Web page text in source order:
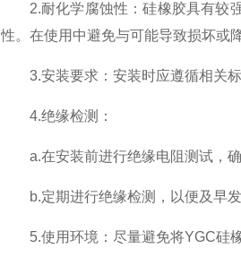
2.耐化学腐蚀性：硅橡胶具有较强
性。在使用中避免与可能导致损坏或
3.安装要求：安装时应遵循相关标
4.绝缘检测：
a.在安装前进行绝缘电阻测试，确
b.定期进行绝缘检测，以便及早发
5.使用环境：尽量避免将YGC硅橡